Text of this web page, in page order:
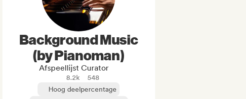
Background Music
(by Pianoman)
Afspeellijst Curator
8.2k
548
Hoog deelpercentage